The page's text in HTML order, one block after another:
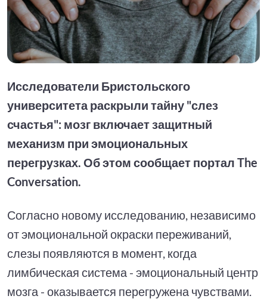
Исследователи Бристольского
университета раскрыли тайну "слез
счастья": мозг включает защитный
механизм при эмоциональных
перегрузках. Об этом сообщает портал The
Conversation.
Согласно новому исследованию, независимо
от эмоциональной окраски переживаний,
слезы появляются в момент, когда
лимбическая система - эмоциональный центр
мозга - оказывается перегружена чувствами.